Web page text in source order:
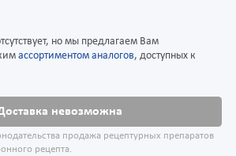
но мы предлагаем Вам
ассортиментом аналогов, доступных к
невозможна
продажа рецептурных препаратов
рецепта.